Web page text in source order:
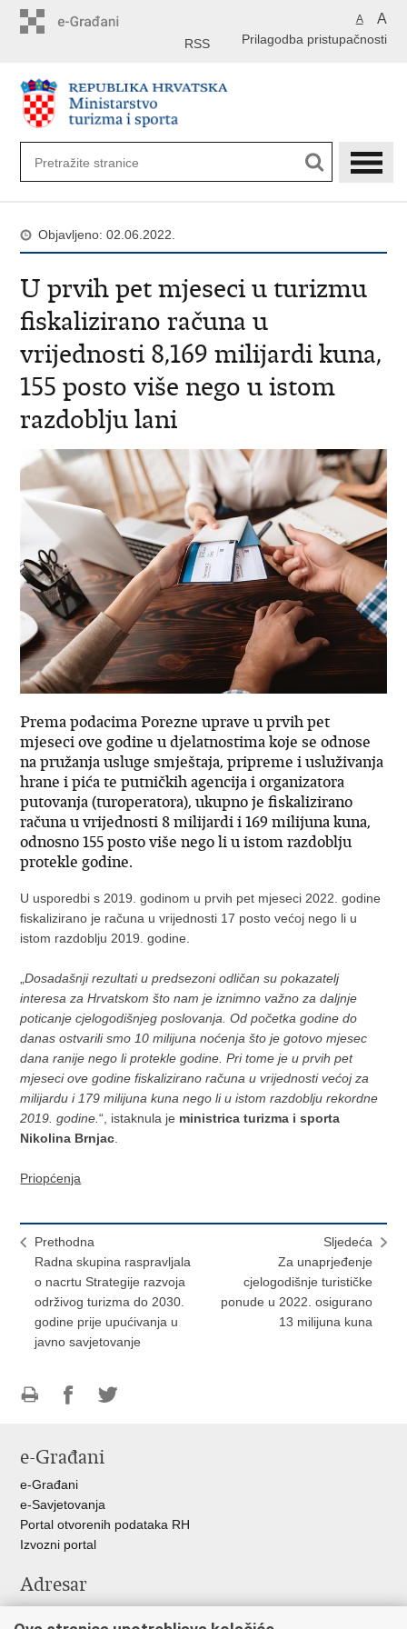
A A
Prilagodba pristupačnosti
RSS
Objavljeno: 02.06.2022.
U prvih pet mjeseci u turizmu
fiskalizirano računa u
vrijednosti 8,169 milijardi kuna,
155 posto više nego u istom
razdoblju lani
Prema podacima Porezne uprave u prvih pet
mjeseci ove godine u djelatnostima koje se odnose
na pružanja usluge smještaja, pripreme i usluživanja
hrane i pića te putničkih agencija i organizatora
putovanja (turoperatora), ukupno je fiskalizirano
računa u vrijednosti 8 milijardi i 169 milijuna kuna,
odnosno 155 posto više nego li u istom razdoblju
protekle godine.
U usporedbi s 2019. godinom u prvih pet mjeseci 2022. godine
fiskalizirano je računa u vrijednosti 17 posto većoj nego li u
istom razdoblju 2019. godine.
„Dosadašnji rezultati u predsezoni odličan su pokazatelj
interesa za Hrvatskom što nam je iznimno važno za daljnje
poticanje cjelogodišnjeg poslovanja. Od početka godine do
danas ostvarili smo 10 milijuna noćenja što je gotovo mjesec
dana ranije nego li protekle godine. Pri tome je u prvih pet
mjeseci ove godine fiskalizirano računa u vrijednosti većoj za
milijardu i 179 milijuna kuna nego li u istom razdoblju rekordne
2019. godine.“, istaknula je ministrica turizma i sporta
Nikolina Brnjac
Priopćenja
Prethodna
Radna skupina raspravljala
o nacrtu Strategije razvoja
održivog turizma do 2030.
godine prije upućivanja u
javno savjetovanje
Sljedeća
Za unaprjeđenje
cjelogodišnje turističke
ponude u 2022. osigurano
13 milijuna kuna
FacebookuTwitteru
e-Građani
e-Građani
e-Savjetovanja
Portal otvorenih podataka RH
Izvozni portal
Adresar